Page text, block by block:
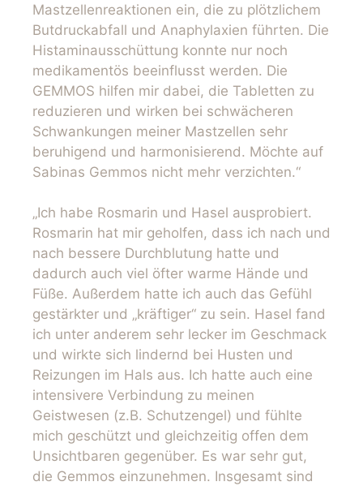
Mastzellenreaktionen ein, die zu plötzlichem
Butdruckabfall und Anaphylaxien führten. Die
Histaminausschüttung konnte nur noch
medikamentös beeinflusst werden. Die
GEMMOS hilfen mir dabei, die Tabletten zu
reduzieren und wirken bei schwächeren
Schwankungen meiner Mastzellen sehr
beruhigend und harmonisierend. Möchte auf
Sabinas Gemmos nicht mehr verzichten.“
„Ich habe Rosmarin und Hasel ausprobiert.
Rosmarin hat mir geholfen, dass ich nach und
nach bessere Durchblutung hatte und
dadurch auch viel öfter warme Hände und
Füße. Außerdem hatte ich auch das Gefühl
gestärkter und „kräftiger“ zu sein. Hasel fand
ich unter anderem sehr lecker im Geschmack
und wirkte sich lindernd bei Husten und
Reizungen im Hals aus. Ich hatte auch eine
intensivere Verbindung zu meinen
Geistwesen (z.B. Schutzengel) und fühlte
mich geschützt und gleichzeitig offen dem
Unsichtbaren gegenüber. Es war sehr gut,
die Gemmos einzunehmen. Insgesamt sind